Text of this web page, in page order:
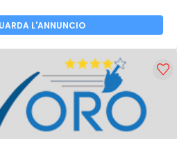
L'ANNUNCIO